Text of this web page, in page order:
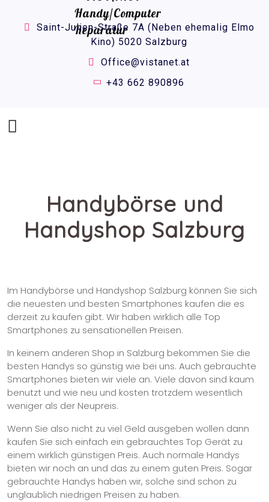
Saint-Julien-Straße 7A (Neben ehemalig Elmo
Kino) 5020 Salzburg
Office@vistanet.at
+43 662 890896
Handybörse und
Handyshop Salzburg
Im Handybörse und Handyshop Salzburg können Sie sich
die neuesten und besten Smartphones kaufen die es
derzeit zu kaufen gibt. Wir haben wirklich alle Top
Smartphones zu sensationellen Preisen.
In keinem anderen Shop in Salzburg bekommen Sie die
besten Handys so günstig wie bei uns. Auch gebrauchte
Smartphones bieten wir viele an. Viele davon sind kaum
benutzt und wie neu und kosten trotzdem wesentlich
weniger als der Neupreis.
Wenn Sie also nicht zu viel Geld ausgeben wollen dann
kaufen Sie sich einfach ein gebrauchtes Top Gerät zu
einem wirklich günstigen Preis. Auch normale Handys
bieten wir noch an und das zu einem guten Preis. Sogar
gebrauchte Handys haben wir, solche sind schon zu
unglaublich niedrigen Preisen zu haben.